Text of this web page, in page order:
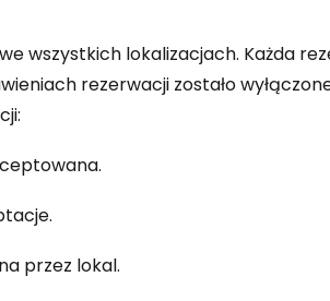
wszystkich lokalizacjach. Każda
rezerwacji zostało
przez lokal.